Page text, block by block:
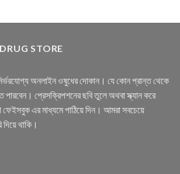
STORE
অনলাইন ওষুধের দোকান। যে কোন প্রান্ত থেকে
পারবেন। প্রেসক্রিপশনের ছবি তুলে অথবা স্ক্যান করে
এর মাধ্যমে পাঠিয়ে দিন। আমরা সবচেয়ে
থাকি।